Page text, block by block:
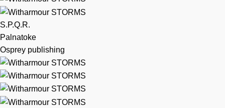
S.P.Q.R.
Palnatoke
Osprey publishing